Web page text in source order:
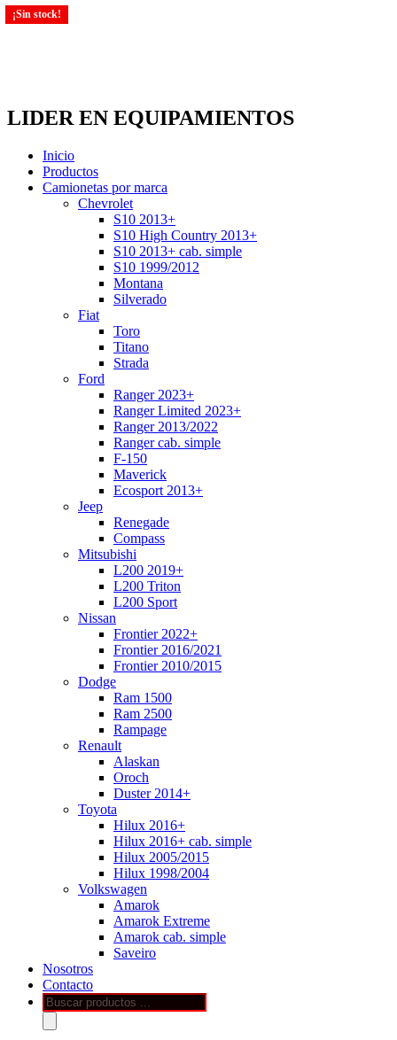
LIDER EN EQUIPAMIENTOS
Inicio
Productos
Camionetas por marca
Chevrolet
S10 2013+
S10 High Country 2013+
S10 2013+ cab. simple
S10 1999/2012
Montana
Silverado
Fiat
Toro
Titano
Strada
Ford
Ranger 2023+
Ranger Limited 2023+
Ranger 2013/2022
Ranger cab. simple
F-150
Maverick
Ecosport 2013+
Jeep
Renegade
Compass
Mitsubishi
L200 2019+
L200 Triton
L200 Sport
Nissan
Frontier 2022+
Frontier 2016/2021
Frontier 2010/2015
Dodge
Ram 1500
Ram 2500
Rampage
Renault
Alaskan
Oroch
Duster 2014+
Toyota
Hilux 2016+
Hilux 2016+ cab. simple
Hilux 2005/2015
Hilux 1998/2004
Volkswagen
Amarok
Amarok Extreme
Amarok cab. simple
Saveiro
Nosotros
Contacto
Búsqueda
de
productos
¡Sin stock!